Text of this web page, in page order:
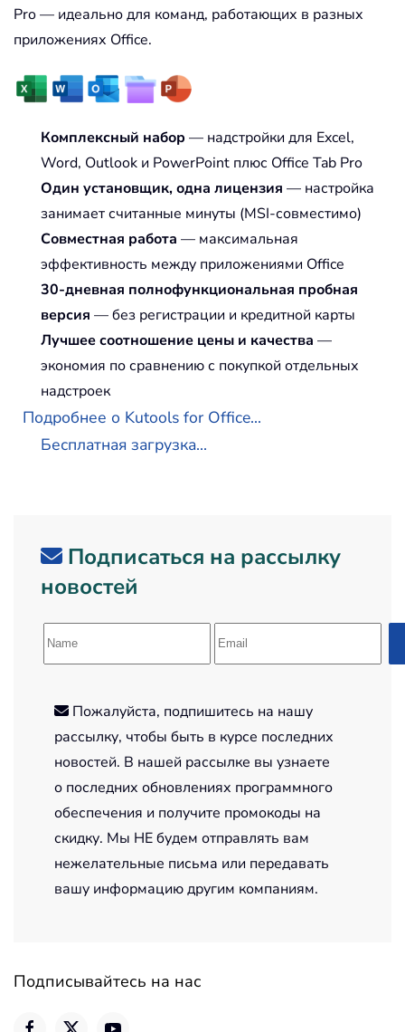
Pro — идеально для команд, работающих в разных
приложениях Office.
Комплексный набор — надстройки для Excel,
Word, Outlook и PowerPoint плюс Office Tab Pro
Один установщик, одна лицензия — настройка
занимает считанные минуты (MSI-совместимо)
Совместная работа — максимальная
эффективность между приложениями Office
30-дневная полнофункциональная пробная
версия — без регистрации и кредитной карты
Лучшее соотношение цены и качества —
экономия по сравнению с покупкой отдельных
надстроек
Подробнее о Kutools for Office...
Бесплатная загрузка...
Подписаться на рассылку
новостей
Пожалуйста, подпишитесь на нашу
рассылку, чтобы быть в курсе последних
новостей. В нашей рассылке вы узнаете
о последних обновлениях программного
обеспечения и получите промокоды на
скидку. Мы НЕ будем отправлять вам
нежелательные письма или передавать
вашу информацию другим компаниям.
Подписывайтесь на нас